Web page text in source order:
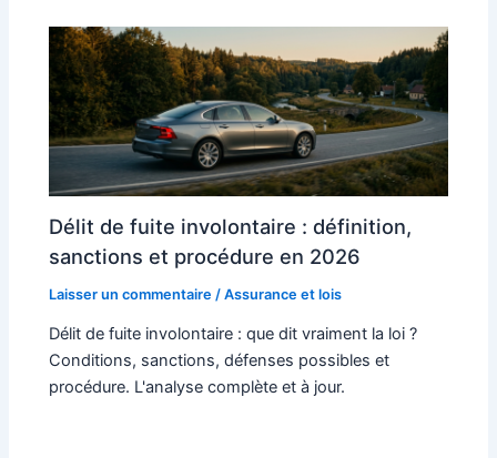
Délit de fuite involontaire : définition,
sanctions et procédure en 2026
Laisser un commentaire /Assurance et lois
Délit de fuite involontaire : que dit vraiment la loi ?
Conditions, sanctions, défenses possibles et
procédure. L'analyse complète et à jour.